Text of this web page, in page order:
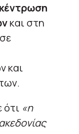
και στη
και
ότι «η